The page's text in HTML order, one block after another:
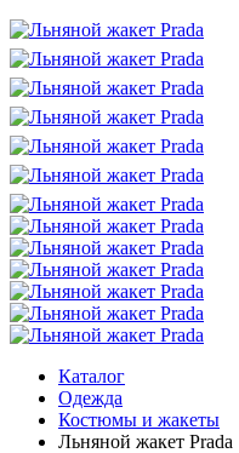
Каталог
Одежда
Костюмы и жакеты
Льняной жакет Prada